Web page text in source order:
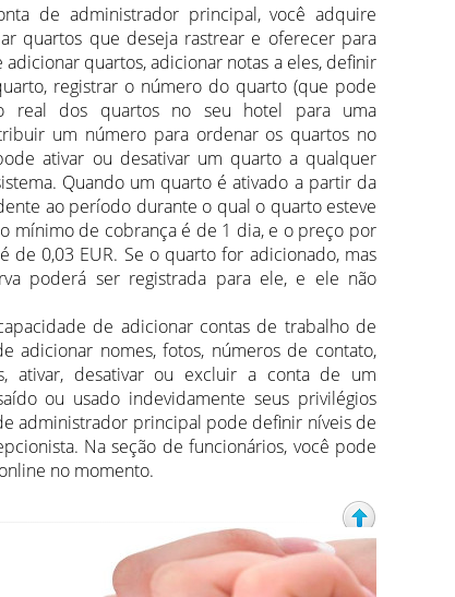
de administrador principal, você adquire
quartos que deseja rastrear e oferecer para
quartos, adicionar notas a eles, definir
registrar o número do quarto (que pode
real dos quartos no seu hotel para uma
um número para ordenar os quartos no
ativar ou desativar um quarto a qualquer
Quando um quarto é ativado a partir da
ao período durante o qual o quarto esteve
mínimo de cobrança é de 1 dia, e o preço por
de 0,03 EUR. Se o quarto for adicionado, mas
poderá ser registrada para ele, e ele não
de adicionar contas de trabalho de
adicionar nomes, fotos, números de contato,
ativar, desativar ou excluir a conta de um
ou usado indevidamente seus privilégios
administrador principal pode definir níveis de
Na seção de funcionários, você pode
no momento.